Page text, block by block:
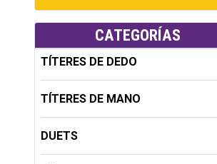
CATEGORÍAS
TÍTERES DE DEDO
TÍTERES DE MANO
DUETS